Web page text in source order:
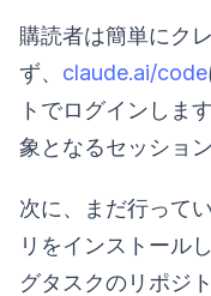
購読者は簡単にク
ず、 claude.ai/code
トでログインしま
象となるセッショ
次に、まだ行って
リをインストール
グタスクのリポジ